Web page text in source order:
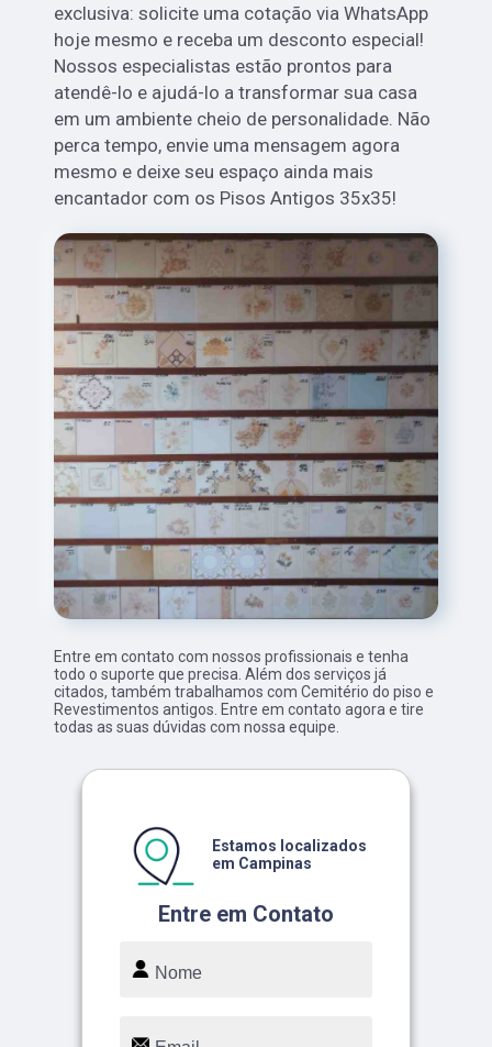
exclusiva: solicite uma cotação via WhatsApp
hoje mesmo e receba um desconto especial!
Nossos especialistas estão prontos para
atendê-lo e ajudá-lo a transformar sua casa
em um ambiente cheio de personalidade. Não
perca tempo, envie uma mensagem agora
mesmo e deixe seu espaço ainda mais
encantador com os Pisos Antigos 35x35!
Entre em contato com nossos profissionais e tenha
todo o suporte que precisa. Além dos serviços já
citados, também trabalhamos com Cemitério do piso e
Revestimentos antigos. Entre em contato agora e tire
todas as suas dúvidas com nossa equipe.
Entre em Contato
Estamos localizados
em Campinas